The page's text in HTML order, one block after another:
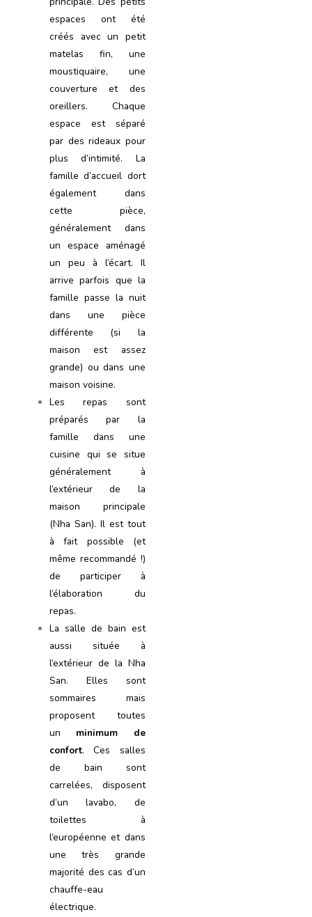
espaces ont été
créés avec un petit
matelas fin, une
moustiquaire, une
couverture et des
oreillers. Chaque
espace est séparé
par des rideaux pour
plus d’intimité. La
famille d’accueil dort
également dans
cette pièce,
généralement dans
un espace aménagé
un peu à l’écart. Il
arrive parfois que la
famille passe la nuit
dans une pièce
différente (si la
maison est assez
grande) ou dans une
maison voisine.
Les repas sont
préparés par la
famille dans une
cuisine qui se situe
généralement à
l’extérieur de la
maison principale
(Nha San). Il est tout
à fait possible (et
même recommandé !)
de participer à
l’élaboration du
repas.
La salle de bain est
aussi située à
l’extérieur de la Nha
San. Elles sont
sommaires mais
proposent toutes
un minimum de
confort. Ces salles
de bain sont
carrelées, disposent
d’un lavabo, de
toilettes à
l’européenne et dans
une très grande
majorité des cas d’un
chauffe-eau
électrique.